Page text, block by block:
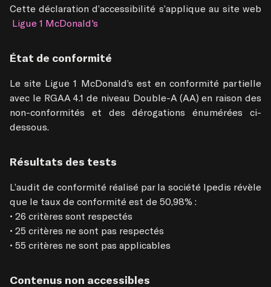
Cette déclaration d’accessibilité s’applique au site web
Ligue 1 McDonald's
État de conformité
Le site Ligue 1 McDonald’s est en conformité partielle
avec le RGAA 4.1 de niveau Double-A (AA) en raison des
non-conformités et des dérogations énumérées ci-
dessous.
Résultats des tests
L’audit de conformité réalisé par la société Ipedis révèle
que le taux de conformité est de 50,98% :
• 26 critères sont respectés
• 25 critères ne sont pas respectés
Contenus non accessibles